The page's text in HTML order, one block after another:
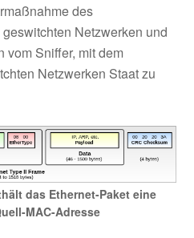
des
Netzwerken und
vom Sniffer, mit dem
Netzwerken Staat zu
das Ethernet-Paket eine
MAC-Adresse